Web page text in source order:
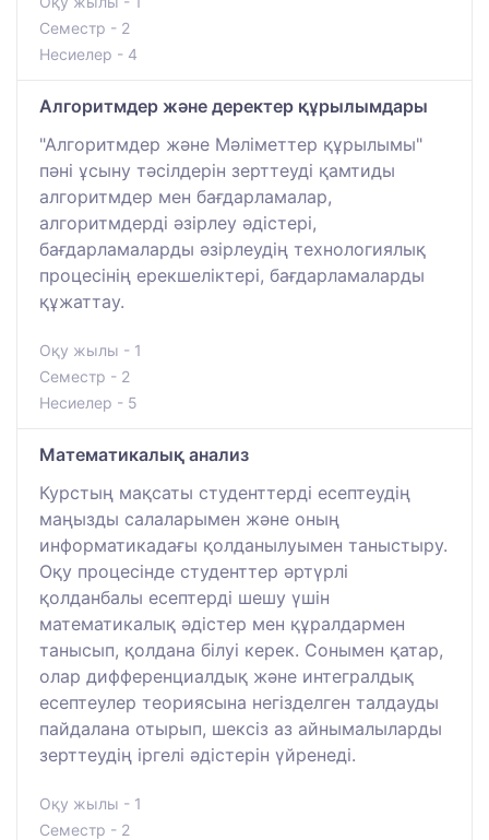
Семестр - 2
Несиелер - 4
Алгоритмдер және деректер құрылымдары
"Алгоритмдер және Мәліметтер құрылымы"
пәні ұсыну тәсілдерін зерттеуді қамтиды
алгоритмдер мен бағдарламалар,
алгоритмдерді әзірлеу әдістері,
бағдарламаларды әзірлеудің технологиялық
процесінің ерекшеліктері, бағдарламаларды
құжаттау.
Оқу жылы - 1
Семестр - 2
Несиелер - 5
Математикалық анализ
Курстың мақсаты студенттерді есептеудің
маңызды салаларымен және оның
информатикадағы қолданылуымен таныстыру.
Оқу процесінде студенттер әртүрлі
қолданбалы есептерді шешу үшін
математикалық әдістер мен құралдармен
танысып, қолдана білуі керек. Сонымен қатар,
олар дифференциалдық және интегралдық
есептеулер теориясына негізделген талдауды
пайдалана отырып, шексіз аз айнымалыларды
зерттеудің іргелі әдістерін үйренеді.
Оқу жылы - 1
Семестр - 2